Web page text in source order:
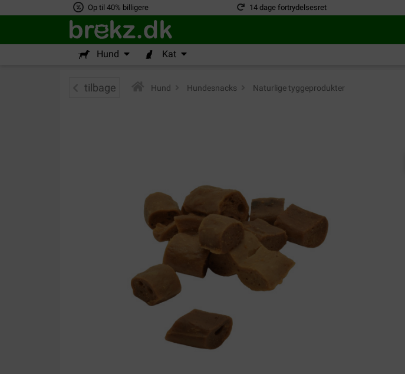
Op til 40% billigere 14 dage fortrydelsesret
Hund Kat
tilbage Hund Hundesnacks Naturlige tyggeprodukter